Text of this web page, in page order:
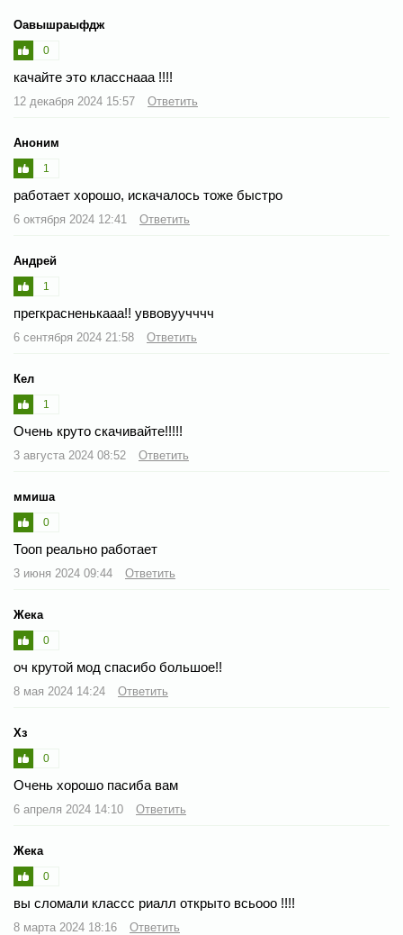
Оавышраыфдж
0
качайте это класснааа !!!!
12 декабря 2024 15:57 Ответить
Аноним
1
работает хорошо, искачалось тоже быстро
6 октября 2024 12:41 Ответить
Андрей
1
прегкрасненькааа!! уввовуучччч
6 сентября 2024 21:58 Ответить
Кел
1
Очень круто скачивайте!!!!!
3 августа 2024 08:52 Ответить
ммиша
0
Тооп реально работает
3 июня 2024 09:44 Ответить
Жека
0
оч крутой мод спасибо большое!!
8 мая 2024 14:24 Ответить
Хз
0
Очень хорошо пасиба вам
6 апреля 2024 14:10 Ответить
Жека
0
вы сломали классс риалл открыто всьооо !!!!
8 марта 2024 18:16 Ответить